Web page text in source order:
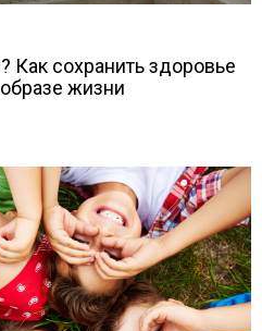
Как сохранить здоровье
жизни